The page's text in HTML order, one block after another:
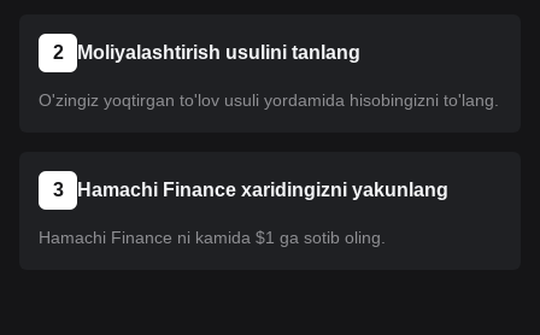
2 Moliyalashtirish usulini tanlang
O'zingiz yoqtirgan to'lov usuli yordamida hisobingizni to'lang.
3 Hamachi Finance xaridingizni yakunlang
Hamachi Finance ni kamida $1 ga sotib oling.